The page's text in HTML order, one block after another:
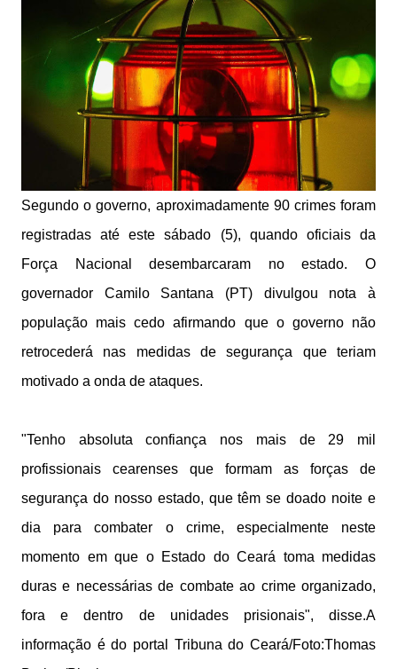
Segundo o governo, aproximadamente 90 crimes foram
registradas até este sábado (5), quando oficiais da
Força Nacional desembarcaram no estado. O
governador Camilo Santana (PT) divulgou nota à
população mais cedo afirmando que o governo não
retrocederá nas medidas de segurança que teriam
motivado a onda de ataques.
"Tenho absoluta confiança nos mais de 29 mil
profissionais cearenses que formam as forças de
segurança do nosso estado, que têm se doado noite e
dia para combater o crime, especialmente neste
momento em que o Estado do Ceará toma medidas
duras e necessárias de combate ao crime organizado,
fora e dentro de unidades prisionais", disse.A
informação é do portal Tribuna do Ceará/Foto:Thomas